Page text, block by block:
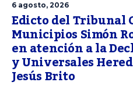
6 agosto, 2026
Edicto del Tribunal
Municipios Simón
en atención a la
y Universales
Jesús Brito